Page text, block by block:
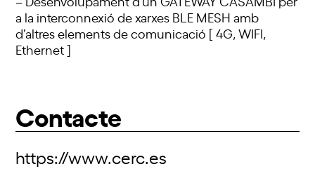
a la interconnexió de xarxes BLE MESH amb
d’altres elements de comunicació [ 4G, WIFI,
Ethernet ]
Contacte
https://www.cerc.es